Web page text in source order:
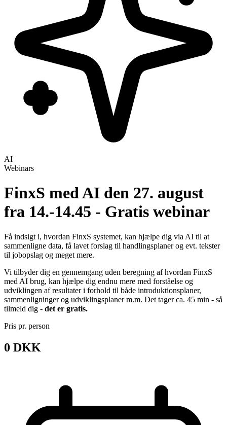
AI
Webinars
FinxS med AI den 27. august
fra 14.-14.45 - Gratis webinar
Få indsigt i, hvordan FinxS systemet, kan hjælpe dig via AI til at
sammenligne data, få lavet forslag til handlingsplaner og evt. tekster
til jobopslag og meget mere.
Vi tilbyder dig en gennemgang uden beregning af hvordan FinxS
med AI brug, kan hjælpe dig endnu mere med forståelse og
udviklingen af resultater i forhold til både introduktionsplaner,
sammenligninger og udviklingsplaner m.m. Det tager ca. 45 min - så
tilmeld dig - det er gratis.
Pris pr. person
0 DKK